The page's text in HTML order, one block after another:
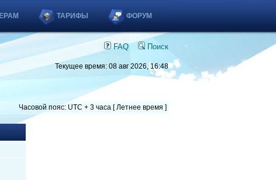
ТАРИФЫ ФОРУМ
FAQ Поиск
Текущее время: 08 авг 2026, 16:48
Часовой пояс: UTC + 3 часа [ Летнее время ]